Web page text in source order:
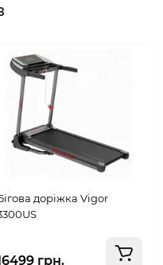
доріжка Vigor
грн.